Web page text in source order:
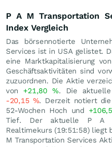
P A M Transportation
Index Vergleich
Das börsennotierte
Services ist in USA gelistet.
eine Marktkapitalisierung
Geschäftsaktivitäten sind
zuzuordnen. Die Aktie
von +21,80 %. Die aktuelle
-20,15 %. Derzeit notiert
52-Wochen Hoch und
Tief. Der aktuelle P A
Realtimekurs (19:51:58) liegt
M Transportation Services